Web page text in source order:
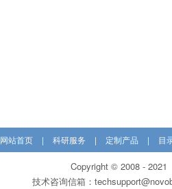
网站首页 | 科研服务 | 定制产品 | 目
Copyright © 2008 -
技术咨询信箱：